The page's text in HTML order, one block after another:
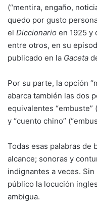
(“mentira, engaño,
quedo por gusto
el Diccionario en 1925 y
entre otros, en su
publicado en la Gaceta
Por su parte, la opción
abarca también las dos
equivalentes “embuste”
y “cuento chino”
Todas esas palabras de
alcance; sonoras y
indignantes a veces.
público la locución
ambigua.